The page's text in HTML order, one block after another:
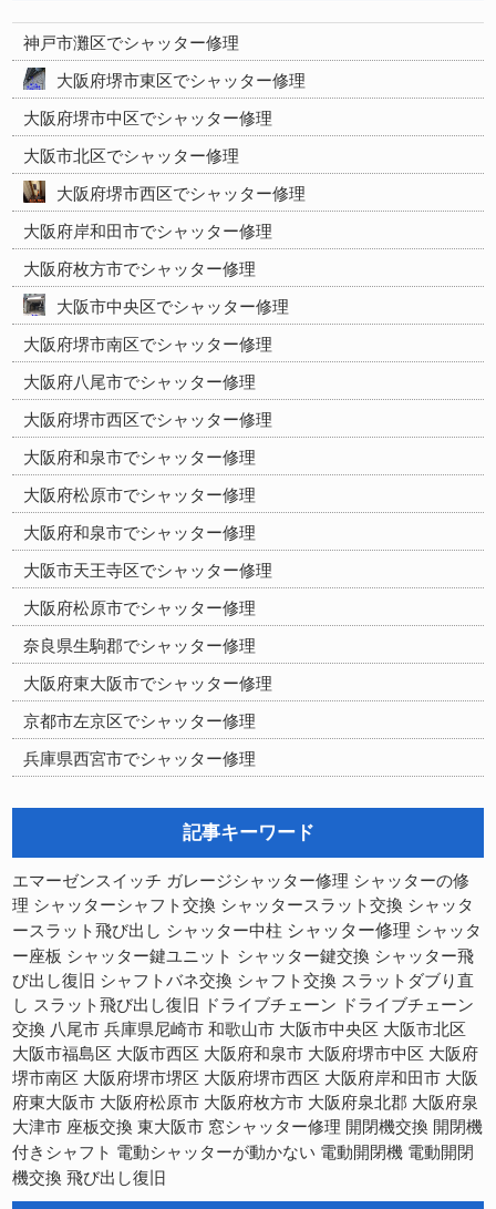
神戸市灘区でシャッター修理
大阪府堺市東区でシャッター修理
大阪府堺市中区でシャッター修理
大阪市北区でシャッター修理
大阪府堺市西区でシャッター修理
大阪府岸和田市でシャッター修理
大阪府枚方市でシャッター修理
大阪市中央区でシャッター修理
大阪府堺市南区でシャッター修理
大阪府八尾市でシャッター修理
大阪府堺市西区でシャッター修理
大阪府和泉市でシャッター修理
大阪府松原市でシャッター修理
大阪府和泉市でシャッター修理
大阪市天王寺区でシャッター修理
大阪府松原市でシャッター修理
奈良県生駒郡でシャッター修理
大阪府東大阪市でシャッター修理
京都市左京区でシャッター修理
兵庫県西宮市でシャッター修理
記事キーワード
エマーゼンスイッチ ガレージシャッター修理 シャッターの修
理 シャッターシャフト交換 シャッタースラット交換 シャッタ
ースラット飛び出し シャッター中柱 シャッター修理 シャッタ
ー座板 シャッター鍵ユニット シャッター鍵交換 シャッター飛
び出し復旧 シャフトバネ交換 シャフト交換 スラットダブり直
し スラット飛び出し復旧 ドライブチェーン
ドライブチェーン
交換 八尾市 兵庫県尼崎市 和歌山市 大阪市中央区 大阪市北区
大阪市福島区 大阪市西区 大阪府和泉市 大阪府堺市中区 大阪府
堺市南区 大阪府堺市堺区 大阪府堺市西区 大阪府岸和田市 大阪
府東大阪市 大阪府松原市 大阪府枚方市 大阪府泉北郡 大阪府泉
大津市 座板交換 東大阪市 窓シャッター修理 開閉機交換 開閉機
付きシャフト 電動シャッターが動かない 電動開閉機 電動開閉
機交換 飛び出し復旧